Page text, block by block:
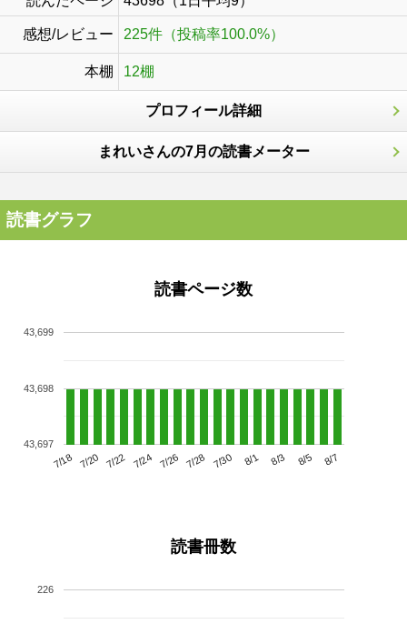
感想/レビュー 225件（投稿率100.0%）
本棚 12棚
プロフィール詳細
まれいさんの7月の読書メーター
読書グラフ
読書ページ数
7/18 7/20 7/22 7/24 7/26 7/28 7/30 8/1 8/3 8/5 8/7
43,697
43,698
43,699
読書冊数
226